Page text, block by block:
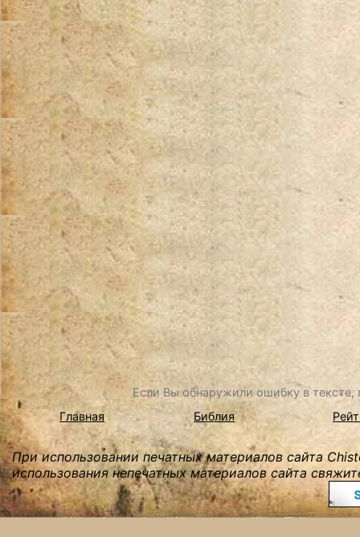
Если Вы обнаружили ошибку в
Главная
Библия
При использовании печатных материалов сайта
использования непечатных материалов сайта